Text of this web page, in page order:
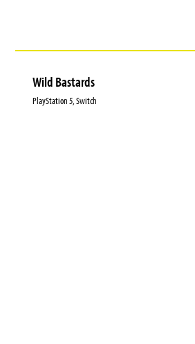
Wild Bastards
PlayStation 5, Switch